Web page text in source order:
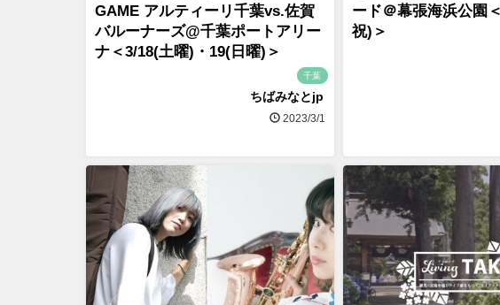
GAME アルティーリ千葉vs.佐賀
バルーナーズ@千葉ポートアリー
ナ＜3/18(土曜)・19(日曜)＞
千葉
ちばみなとjp
2023/3/1
ード＠幕張海浜公園
祝)＞